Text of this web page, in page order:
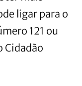
ligar para o
121 ou
Cidadão